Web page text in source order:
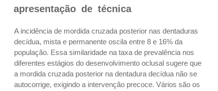
apresentação de técnica
A incidência de mordida cruzada posterior nas dentaduras
decídua, mista e permanente oscila entre 8 e 16% da
população. Essa similaridade na taxa de prevalência nos
diferentes estágios do desenvolvimento oclusal sugere que
a mordida cruzada posterior na dentadura decídua não se
autocorrige, exigindo a intervenção precoce. Vários são os